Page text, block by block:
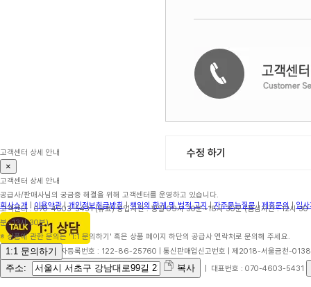
수정 하기